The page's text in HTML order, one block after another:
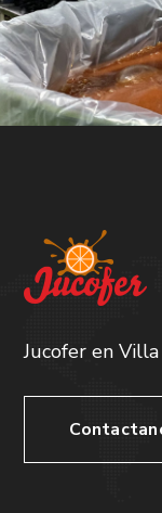
Jucofer en